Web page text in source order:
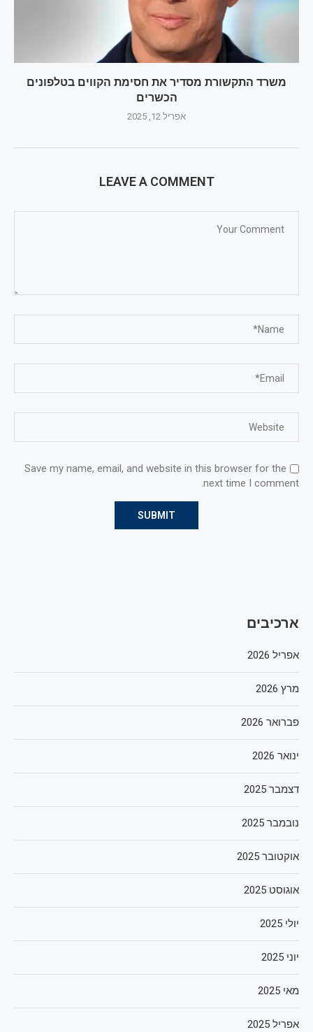
משרד התקשורת מסדיר את חסימת הקווים בטלפונים
הכשרים
אפריל 12, 2025
LEAVE A COMMENT
Save my name, email, and website in this browser for the
next time I comment.
ארכיבים
אפריל 2026
מרץ 2026
פברואר 2026
ינואר 2026
דצמבר 2025
נובמבר 2025
אוקטובר 2025
אוגוסט 2025
יולי 2025
יוני 2025
מאי 2025
אפריל 2025